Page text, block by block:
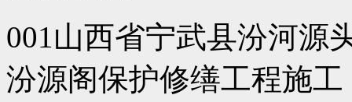
001山西省宁武县汾河源
汾源阁保护修缮工程施工